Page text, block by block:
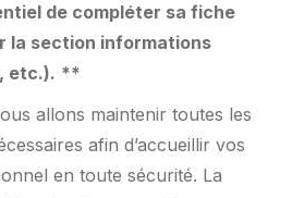
de compléter sa fiche
la section informations
etc.). **
allons maintenir toutes les
afin d’accueillir vos
en toute sécurité. La